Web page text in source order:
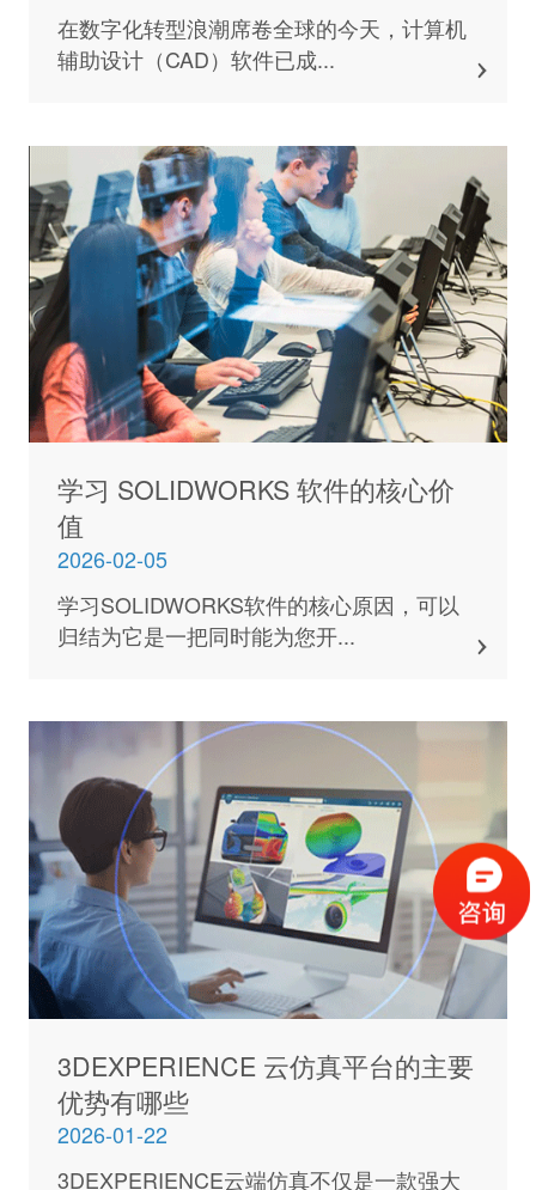
在数字化转型浪潮席卷全球的今天，计算机
辅助设计（CAD）软件已成...
学习 SOLIDWORKS 软件的核心价
值
2026-02-05
学习SOLIDWORKS软件的核心原因，可以
归结为它是一把同时能为您开...
3DEXPERIENCE 云仿真平台的主要
优势有哪些
2026-01-22
3DEXPERIENCE云端仿真不仅是一款强大